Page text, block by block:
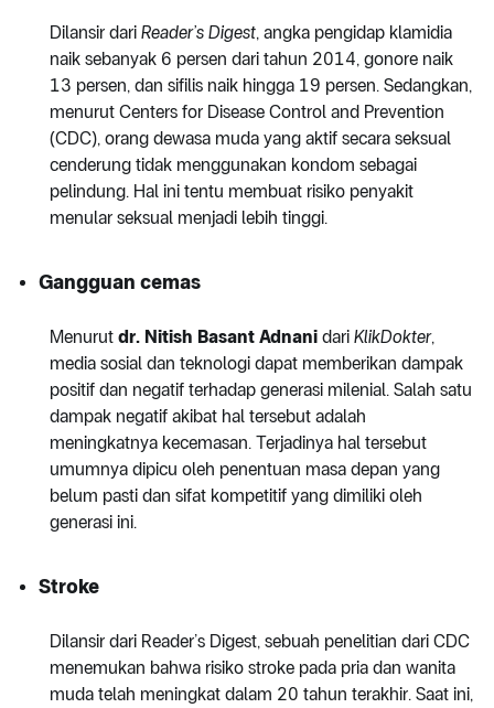
Dilansir dari Reader’s Digest, angka pengidap klamidia
naik sebanyak 6 persen dari tahun 2014, gonore naik
13 persen, dan sifilis naik hingga 19 persen. Sedangkan,
menurut Centers for Disease Control and Prevention
(CDC), orang dewasa muda yang aktif secara seksual
cenderung tidak menggunakan kondom sebagai
pelindung. Hal ini tentu membuat risiko penyakit
menular seksual menjadi lebih tinggi.
Gangguan cemas
Menurut dr. Nitish Basant Adnani dari KlikDokter,
media sosial dan teknologi dapat memberikan dampak
positif dan negatif terhadap generasi milenial. Salah satu
dampak negatif akibat hal tersebut adalah
meningkatnya kecemasan. Terjadinya hal tersebut
umumnya dipicu oleh penentuan masa depan yang
belum pasti dan sifat kompetitif yang dimiliki oleh
generasi ini.
Stroke
Dilansir dari Reader’s Digest, sebuah penelitian dari CDC
menemukan bahwa risiko stroke pada pria dan wanita
muda telah meningkat dalam 20 tahun terakhir. Saat ini,